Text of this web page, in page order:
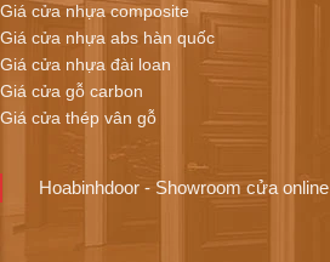
Giá cửa nhựa composite
Giá cửa nhựa abs hàn quốc
Giá cửa nhựa đài loan
Giá cửa gỗ carbon
Giá cửa thép vân gỗ
Hoabinhdoor - Showroom cửa online